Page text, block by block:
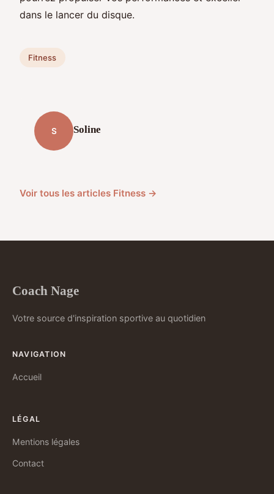
dans le lancer du disque.
Fitness
S Soline
Voir tous les articles Fitness →
Coach Nage
Votre source d'inspiration sportive au quotidien
NAVIGATION
Accueil
LÉGAL
Mentions légales
Contact